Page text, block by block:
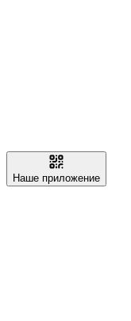
Наше приложение